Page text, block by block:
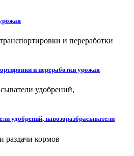
и переработки урожая
удобрений, навозоразбрасыватели